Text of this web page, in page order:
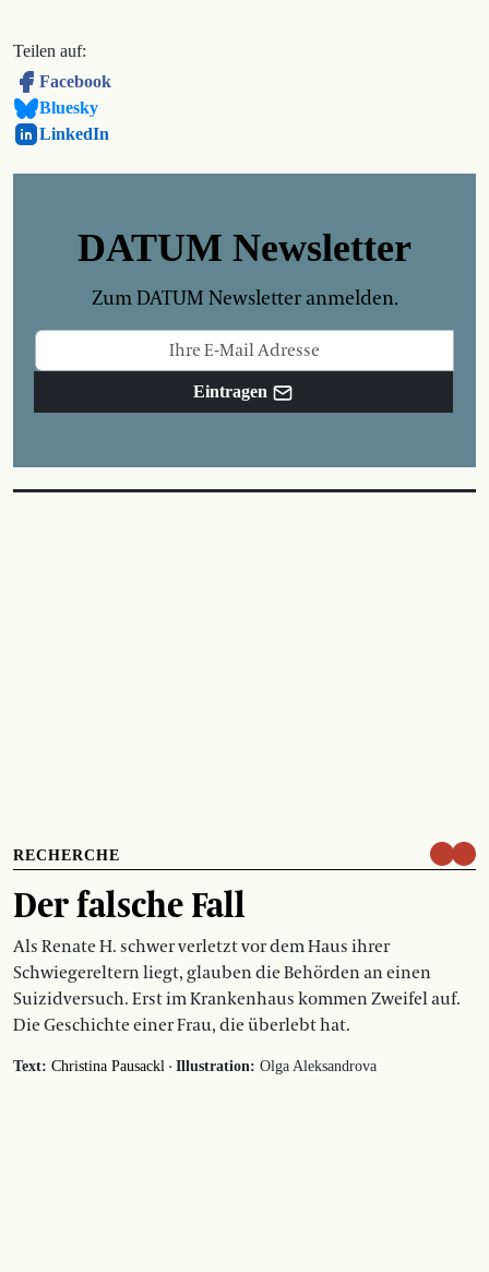
Teilen auf:
Facebook
Bluesky
LinkedIn
DATUM Newsletter
Zum DATUM Newsletter anmelden.
Eintragen
RECHERCHE
Der falsche Fall
Als Renate H. schwer verletzt vor dem Haus ihrer
Schwiegereltern liegt, glauben die Behörden an einen
Suizidversuch. Erst im Krankenhaus kommen Zweifel auf.
Die Geschichte einer Frau, die überlebt hat.
Text: Christina Pausackl · Illustration: Olga Aleksandrova